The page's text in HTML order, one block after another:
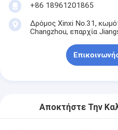
+86 18961201865
Δρόμος Xinxi No.31,
Changzhou, επαρχία
Αποκτήστε Την